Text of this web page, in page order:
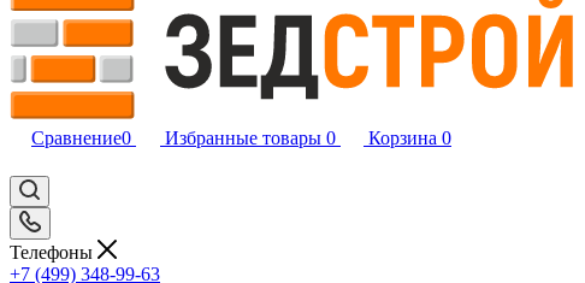
Сравнение0 Избранные товары 0 Корзина 0
Телефоны
+7 (499) 348-99-63